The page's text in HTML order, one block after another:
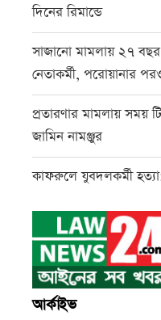
দিনের রিমান্ডে
সাজানো মামলায় ২৭
নেতাকর্মী, পরোয়ানার
প্রতারণার মামলায় সময়
জামিন নামঞ্জুর
কাফরুলে যুবদলকর্মী
আর্কাইভ